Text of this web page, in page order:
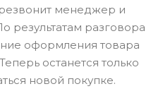
менеджер и
результатам разговора
оформления товара
останется только
новой покупке.